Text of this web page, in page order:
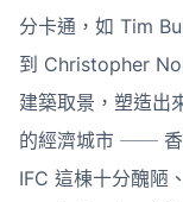
分卡通，如 Tim
到 Christopher
建築取景，塑造出
的經濟城市 ── 香
IFC 這棟十分醜陋